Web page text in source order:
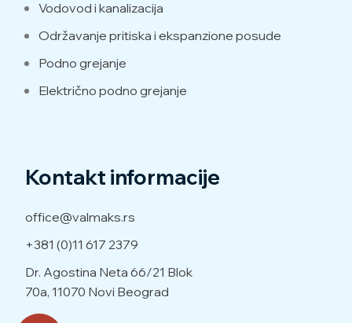
Vodovod i kanalizacija
Održavanje pritiska i ekspanzione posude
Podno grejanje
Električno podno grejanje
Kontakt informacije
office@valmaks.rs
+381 (0)11 617 2379
Dr. Agostina Neta 66/21 Blok
70a, 11070 Novi Beograd